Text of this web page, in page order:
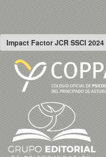
Impact Factor JCR SSCI 2024